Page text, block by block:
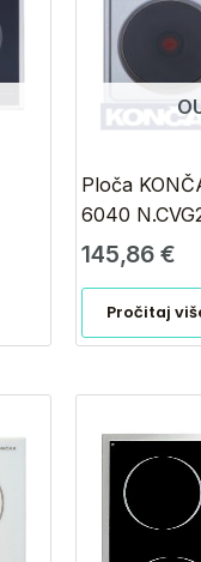
Ploča
6040
145,86 €
Pročitaj